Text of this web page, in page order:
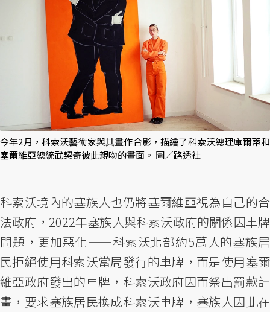
今年2月，科索沃藝術家與其畫作合影，描繪了科索沃總理庫爾蒂和
塞爾維亞總統武契奇彼此親吻的畫面。 圖／路透社
科索沃境內的塞族人也仍將塞爾維亞視為自己的合
法政府，2022年塞族人與科索沃政府的關係因車牌
問題，更加惡化——科索沃北部約5萬人的塞族居
民拒絕使用科索沃當局發行的車牌，而是使用塞爾
維亞政府發出的車牌，科索沃政府因而祭出罰款計
畫，要求塞族居民換成科索沃車牌，塞族人因此在